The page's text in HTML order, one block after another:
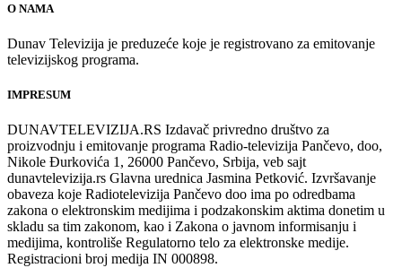
O NAMA
Dunav Televizija je preduzeće koje je registrovano za emitovanje
televizijskog programa.
IMPRESUM
DUNAVTELEVIZIJA.RS Izdavač privredno društvo za
proizvodnju i emitovanje programa Radio-televizija Pančevo, doo,
Nikole Đurkovića 1, 26000 Pančevo, Srbija, veb sajt
dunavtelevizija.rs Glavna urednica Jasmina Petković. Izvršavanje
obaveza koje Radiotelevizija Pančevo doo ima po odredbama
zakona o elektronskim medijima i podzakonskim aktima donetim u
skladu sa tim zakonom, kao i Zakona o javnom informisanju i
medijima, kontroliše Regulatorno telo za elektronske medije.
Registracioni broj medija IN 000898.